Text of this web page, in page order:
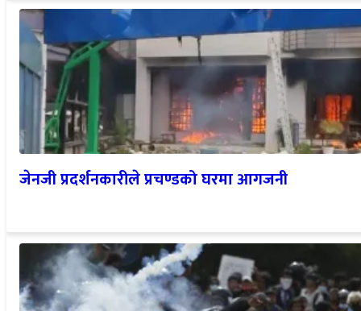
जेनजी प्रदर्शनकारीले प्रचण्डको घरमा आगजनी